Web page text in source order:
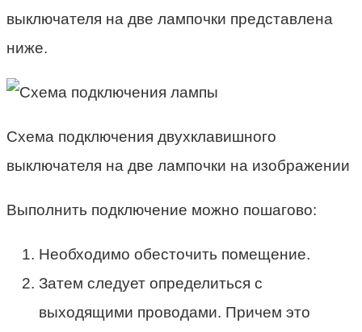
выключателя на две лампочки представлена
ниже.
Схема подключения двухклавишного
выключателя на две лампочки на изображении
Выполнить подключение можно пошагово:
Необходимо обесточить помещение.
Затем следует определиться с
выходящими проводами. Причем это